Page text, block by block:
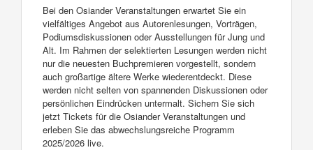
Bei den Osiander Veranstaltungen erwartet Sie ein
vielfältiges Angebot aus Autorenlesungen, Vorträgen,
Podiumsdiskussionen oder Ausstellungen für Jung und
Alt. Im Rahmen der selektierten Lesungen werden nicht
nur die neuesten Buchpremieren vorgestellt, sondern
auch großartige ältere Werke wiederentdeckt. Diese
werden nicht selten von spannenden Diskussionen oder
persönlichen Eindrücken untermalt. Sichern Sie sich
jetzt Tickets für die Osiander Veranstaltungen und
erleben Sie das abwechslungsreiche Programm
2025/2026 live.